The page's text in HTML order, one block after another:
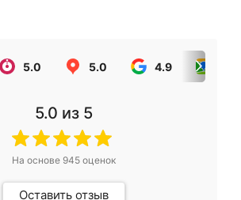
5.0 5.0 4.9
5.0 из 5
На основе 945оценок
Оставить отзыв